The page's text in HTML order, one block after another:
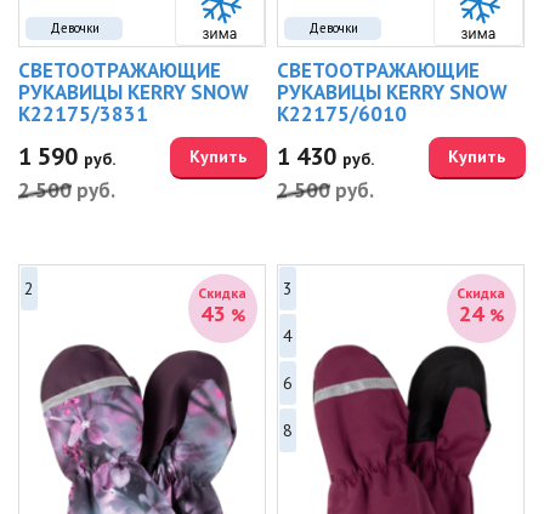
Девочки
СВЕТООТРАЖАЮЩИЕ
РУКАВИЦЫ KERRY SNOW
K22175/3831
1 590 руб.
2 500 руб.
Купить
Девочки
СВЕТООТРАЖАЮЩИЕ
РУКАВИЦЫ KERRY SNOW
K22175/6010
1 430 руб.
2 500 руб.
Купить
Скидка
43 %
2 Скидка
24 %
3
4
6
8